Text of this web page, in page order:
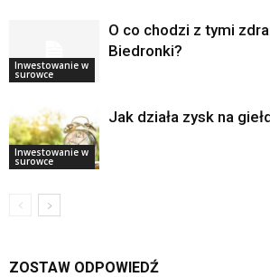
Inwestowanie w
surowce
O co chodzi z tymi
Biedronki?
Inwestowanie w
surowce
Jak działa zysk na
ZOSTAW ODPOWIEDŹ